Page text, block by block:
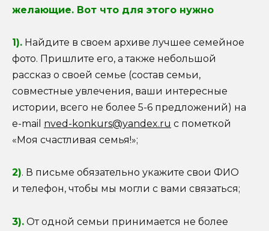
желающие. Вот что для этого нужно
1). Найдите в своем архиве лучшее семейное
фото. Пришлите его, а также небольшой
рассказ о своей семье (состав семьи,
совместные увлечения, ваши интересные
истории, всего не более 5-6 предложений) на
e-mail nved-konkurs@yandex.ru с пометкой
«Моя счастливая семья!»;
2). В письме обязательно укажите свои ФИО
и телефон, чтобы мы могли с вами связаться;
3). От одной семьи принимается не более